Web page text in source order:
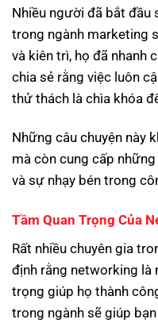
Nhiều người đã bắt
trong ngành marketing
và kiên trì, họ đã nhanh
chia sẻ rằng việc luôn
thử thách là chìa khóa
Những câu chuyện này
mà còn cung cấp
và sự nhạy bén trong
Tầm Quan Trọng Của
Rất nhiều chuyên gia
định rằng networking là
trọng giúp họ thành
trong ngành sẽ giúp